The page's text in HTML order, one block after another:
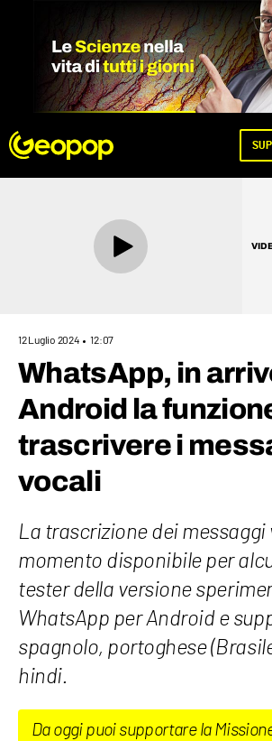
12 Luglio 2024 12:07
WhatsApp, in
Android la
trascrivere i
vocali
La trascrizione dei messaggi
momento disponibile per
tester della versione
WhatsApp per Android e
spagnolo, portoghese
hindi.
Da oggi puoi supportare la